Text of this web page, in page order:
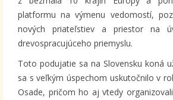
platformu na výmenu vedomostí,
nových priateľstiev a priestor na
drevospracujúceho priemyslu.
Toto podujatie sa na Slovensku koná
sa s veľkým úspechom uskutočnilo v
Osade, pričom ho aj vtedy